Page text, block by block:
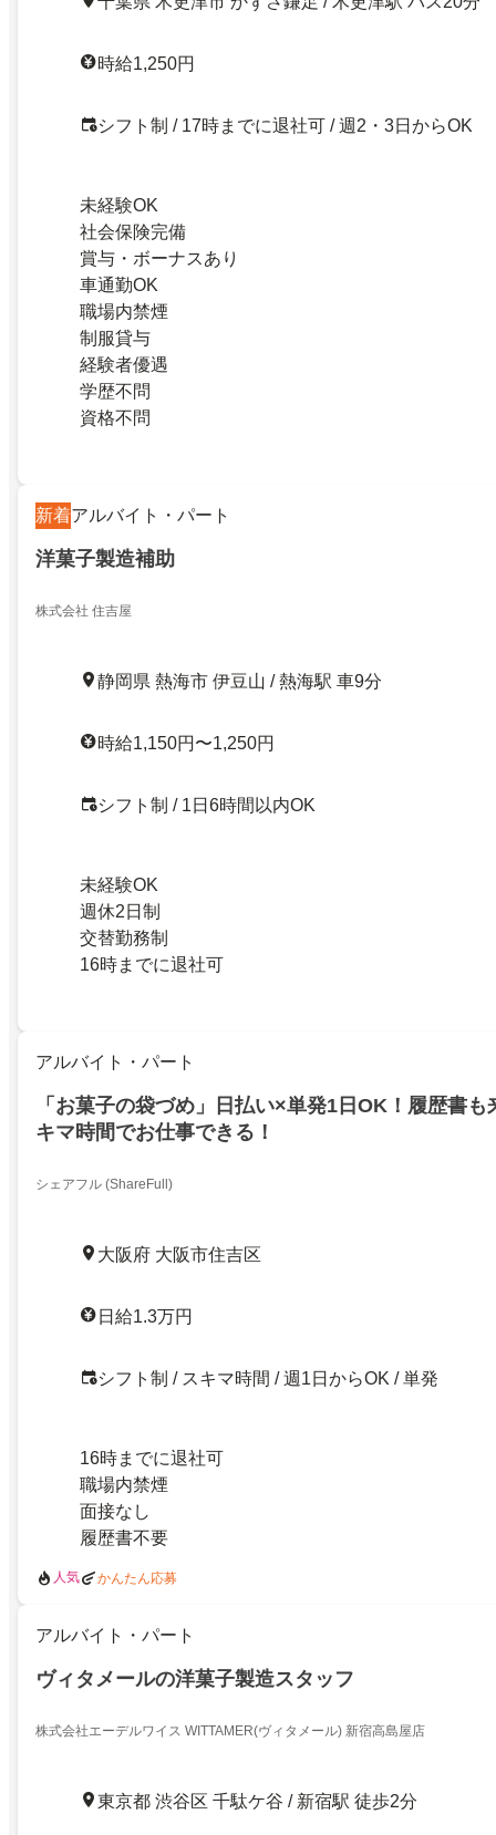
時給1,250円
シフト制 / 17時までに退社可 / 週2・3日からOK
未経験OK
社会保険完備
賞与・ボーナスあり
車通勤OK
職場内禁煙
制服貸与
経験者優遇
学歴不問
資格不問
新着アルバイト・パート
洋菓子製造補助
株式会社 住吉屋
静岡県 熱海市 伊豆山 / 熱海駅 車9分
時給1,150円〜1,250円
シフト制 / 1日6時間以内OK
未経験OK
週休2日制
交替勤務制
16時までに退社可
アルバイト・パート
「お菓子の袋づめ」日払い×単発1日OK！履歴書
キマ時間でお仕事できる！
シェアフル (ShareFull)
大阪府 大阪市住吉区
日給1.3万円
シフト制 / スキマ時間 / 週1日からOK / 単発
16時までに退社可
職場内禁煙
面接なし
履歴書不要
人気 かんたん応募
アルバイト・パート
ヴィタメールの洋菓子製造スタッフ
株式会社エーデルワイス WITTAMER(ヴィタメール) 新宿高島屋店
東京都 渋谷区 千駄ケ谷 / 新宿駅 徒歩2分